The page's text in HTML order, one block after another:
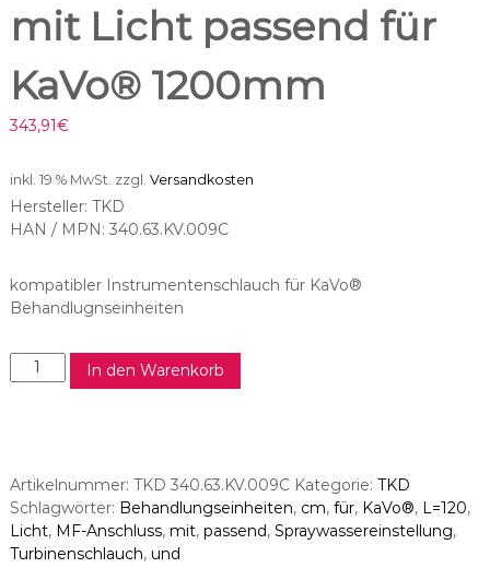
mit Licht passend für
KaVo® 1200mm
343,91€
inkl. 19 % MwSt. zzgl. Versandkosten
Hersteller: TKD
HAN / MPN: 340.63.KV.009C
kompatibler Instrumentenschlauch für KaVo®
Behandlugnseinheiten
K
s
t
r
u
In den Warenkorb
Artikelnummer: TKD 340.63.KV.009C Kategorie: TKD
Schlagwörter: Behandlungseinheiten, cm, für, KaVo®, L=120,
Licht, MF-Anschluss, mit, passend, Spraywassereinstellung,
Turbinenschlauch, und